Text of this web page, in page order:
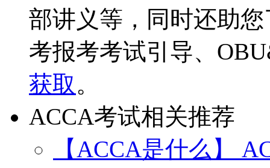
部讲义等，同时还助
考报考考试引导、
获取 。
ACCA考试相关推荐
【ACCA是什么】